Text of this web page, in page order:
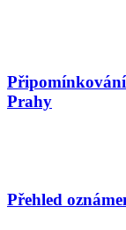
Prahy
Přehled